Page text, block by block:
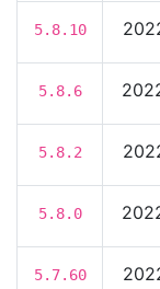
5.8.10
5.8.6
5.8.2
5.8.0
5.7.60